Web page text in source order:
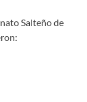
Salteño de